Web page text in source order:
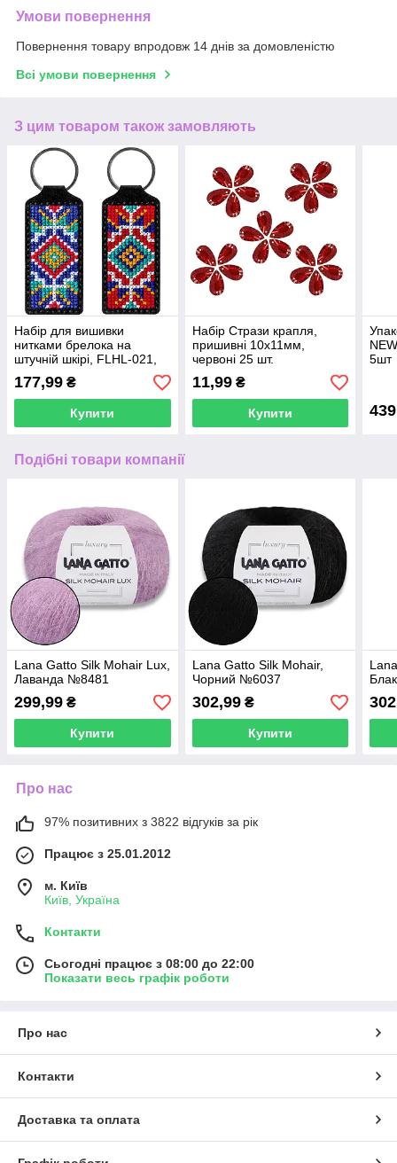
Умови повернення
Повернення товару впродовж 14 днів за домовленістю
Всі умови повернення
З цим товаром також замовляють
Набір для вишивки
нитками брелока на
штучній шкірі, FLHL-021,
3*13.5см, Wonderland
Crafts
177,99 ₴
Купити
Набір Стрази крапля,
пришивні 10х11мм,
червоні 25 шт.
11,99₴
Купити
5шт
Подібні товари компанії
Lana Gatto Silk Mohair Lux,
Лаванда №8481
299,99 ₴
Купити
Lana Gatto Silk Mohair,
Чорний №6037
302,99₴
Купити
Про нас
97% позитивних з 3822 відгуків за рік
Працює з 25.01.2012
м. Київ
Київ, Україна
Контакти
Сьогодні працює з 08:00 до 22:00
Показати весь графік роботи
Про нас
Контакти
Доставка та оплата